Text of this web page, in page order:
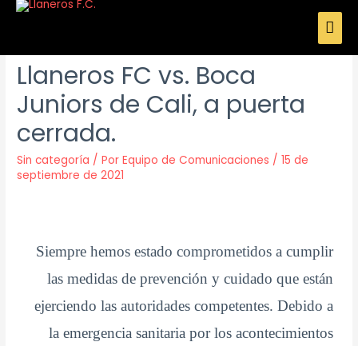
Comunicado Oficial:
Llaneros FC vs. Boca
Juniors de Cali, a puerta
cerrada.
Sin categoría / PorEquipo de Comunicaciones /15 de
septiembre de 2021
Siempre hemos estado comprometidos a cumplir
las medidas de prevención y cuidado que están
ejerciendo las autoridades competentes. Debido a
la emergencia sanitaria por los acontecimientos